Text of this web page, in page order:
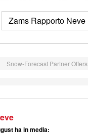
Zams Rapporto Neve
Snow-Forecast Partner Offers
ha in media: